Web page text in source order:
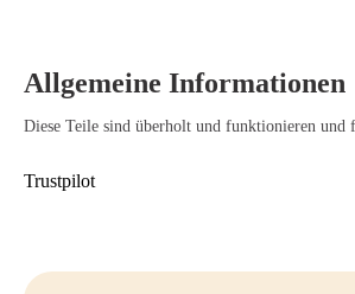
Allgemeine Informationen
Diese Teile sind überholt und funktionieren und
Trustpilot